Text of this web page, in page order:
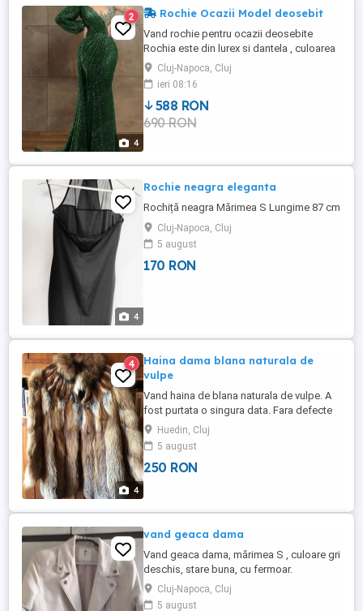
4
2 Rochie Ocazii Model deosebit
Vand rochie pentru ocazii deosebite
Rochia este din lurex si dantela , culoarea
smaraldului Rochia este Noua
Corespunde pentru o inaltime aproximativ
1.68 si 60-65 km Pentru ca materialul este
elastic se preteaza la mai multe marimi (
40=42 )
Cluj-Napoca, Cluj
ieri 08:16
588 RON
690 RON
4
Rochie neagra eleganta
Rochiță neagra Mărimea S Lungime 87 cm
Cluj-Napoca, Cluj
5 august
170 RON
4
4
Haina dama blana naturala de
vulpe
Vand haina de blana naturala de vulpe. A
fost purtata o singura data. Fara defecte
Huedin, Cluj
5 august
250 RON
vand geaca dama
Vand geaca dama, mărimea S , culoare gri
deschis, stare buna, cu fermoar.
Cluj-Napoca, Cluj
5 august